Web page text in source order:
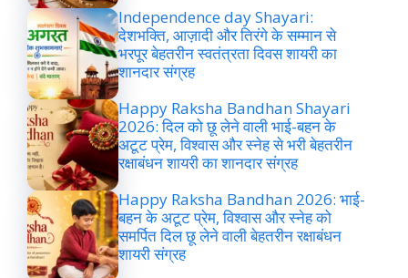
Independence day Shayari:
देशभक्ति, आज़ादी और तिरंगे के सम्मान से
भरपूर बेहतरीन स्वतंत्रता दिवस शायरी का
शानदार संग्रह
Happy Raksha Bandhan Shayari
2026: दिल को छू लेने वाली भाई-बहन के
अटूट प्रेम, विश्वास और स्नेह से भरी बेहतरीन
रक्षाबंधन शायरी का शानदार संग्रह
Happy Raksha Bandhan 2026: भाई-
बहन के अटूट प्रेम, विश्वास और स्नेह को
समर्पित दिल छू लेने वाली बेहतरीन रक्षाबंधन
शायरी संग्रह